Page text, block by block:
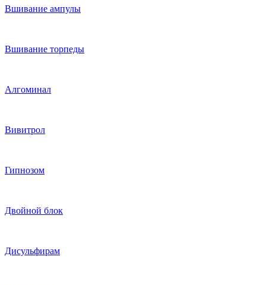
Вшивание ампулы
Вшивание торпеды
Алгоминал
Вивитрол
Гипнозом
Двойной блок
Дисульфирам